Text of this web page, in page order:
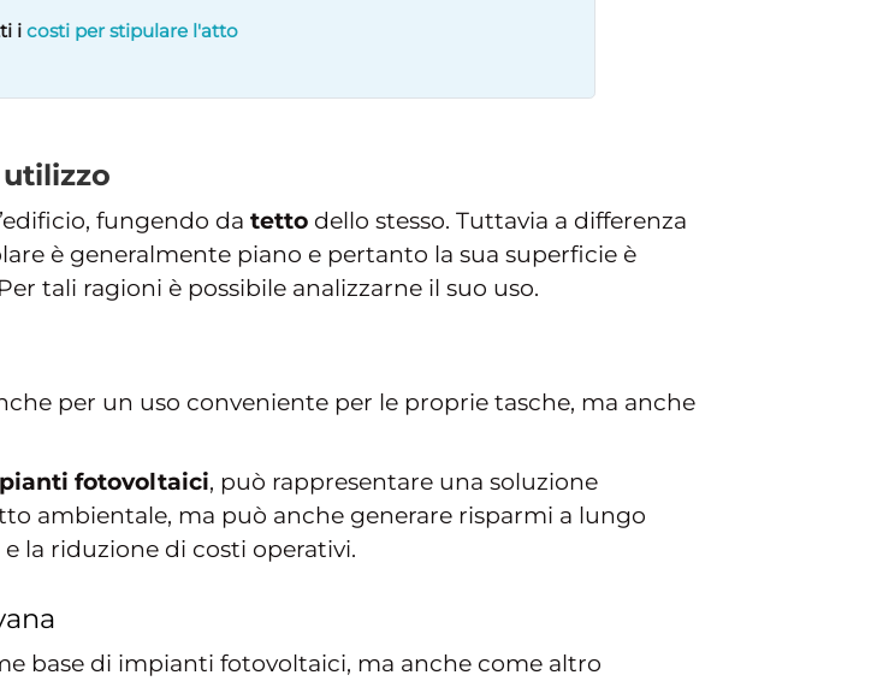
icosti per stipulare l'atto
fungendo da tetto dello stesso. Tuttavia a differenza
è generalmente piano e pertanto la sua superficie è
tali ragioni è possibile analizzarne il suo uso.
per un uso conveniente per le proprie tasche, ma anche
fotovoltaici, può rappresentare una soluzione
ambientale, ma può anche generare risparmi a lungo
la riduzione di costi operativi.
base di impianti fotovoltaici, ma anche come altro